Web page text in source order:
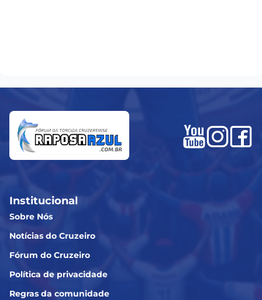
Institucional
Sobre Nós
Notícias do Cruzeiro
Fórum do Cruzeiro
Política de privacidade
Regras da comunidade